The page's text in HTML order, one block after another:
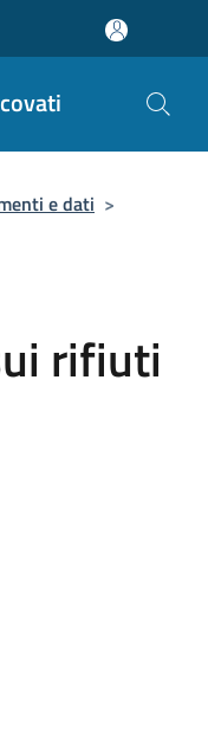
e dati >
rifiuti